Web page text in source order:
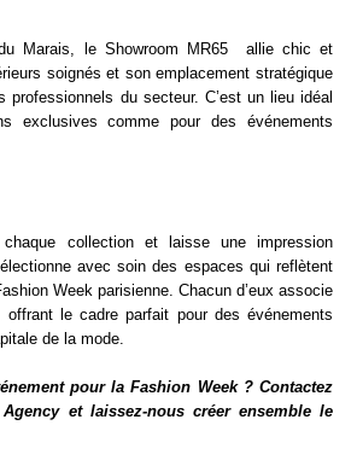
Marais, le Showroom MR65 allie chic et
soignés et son emplacement stratégique
professionnels du secteur. C’est un lieu idéal
exclusives comme pour des événements
collection et laisse une impression
avec soin des espaces qui reflètent
Week parisienne. Chacun d’eux associe
le cadre parfait pour des événements
de la mode.
pour la Fashion Week ? Contactez
et laissez-nous créer ensemble le